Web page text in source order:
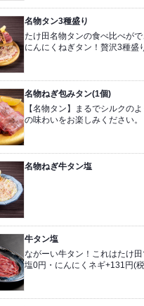
名物タン3種盛り
たけ田名物タンの食べ比べが
にんにくねぎタン！贅沢3種盛
名物ねぎ包みタン(1個)
【名物タン】まるでシルクの
の味わいをお楽しみください。
名物ねぎ牛タン塩
牛タン塩
ながーい牛タン！これはたけ
塩0円・にんにくネギ+131円(